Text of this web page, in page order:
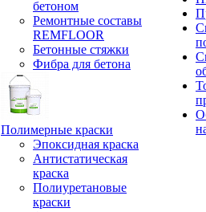
бетоном
Ремонтные составы
REMFLOOR
Бетонные стяжки
Фибра для бетона
Полимерные краски
Эпоксидная краска
Антистатическая
краска
Полиуретановые
краски